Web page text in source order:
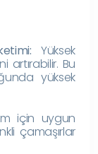
Yüksek
artırabilir. Bu
yüksek
için uygun
çamaşırlar